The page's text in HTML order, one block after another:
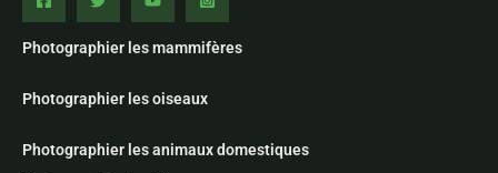
Photographier les mammifères
Photographier les oiseaux
Photographier les animaux domestiques